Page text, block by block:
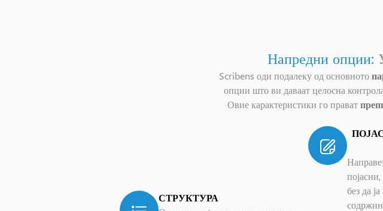
Напредни опции:
Scribens оди подалеку од основното
опции што ви даваат целосна
Овие карактеристики го прават
СТРУКТУРА
без да